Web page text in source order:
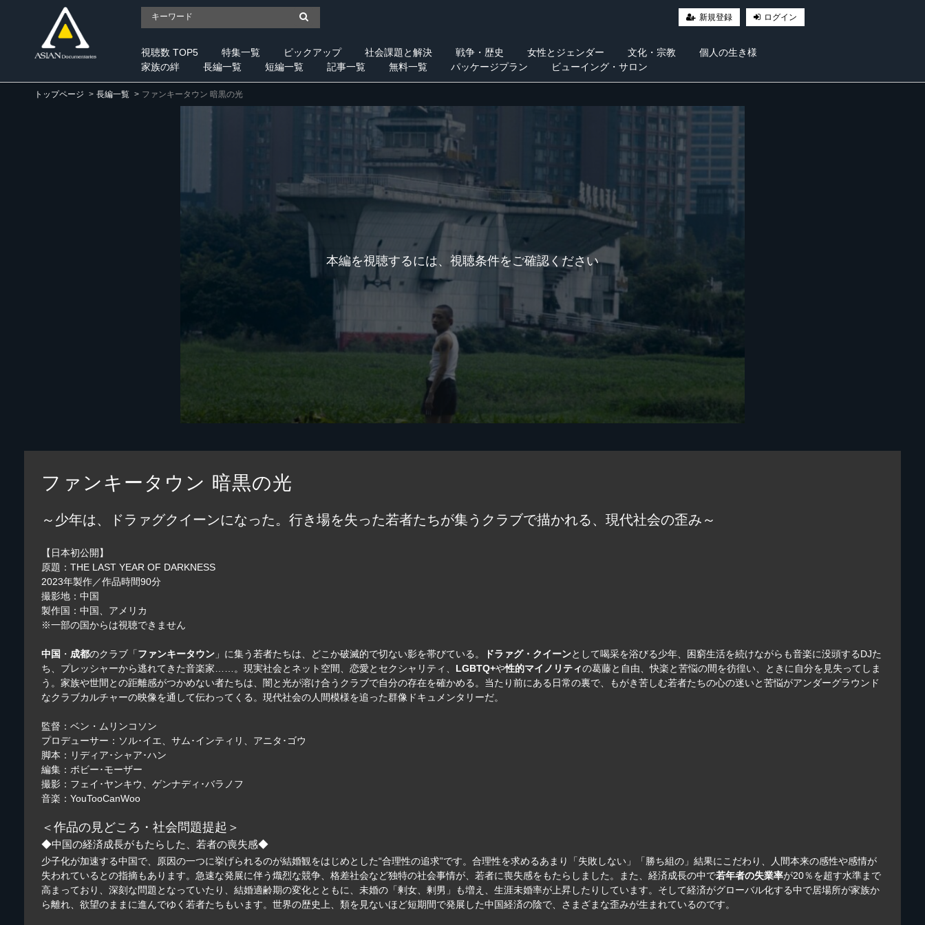
新規登録 ログイン
視聴数 TOP5 特集一覧 ピックアップ 社会課題と解決 戦争・歴史 女性とジェンダー 文化・宗教
個人の生き様
家族の絆
長編一覧 短編一覧 記事一覧 無料一覧 パッケージプラン ビューイング・サロン
トップページ 長編一覧 ファンキータウン 暗黒の光
本編を視聴するには、視聴条件をご確認ください
ファンキータウン 暗黒の光
～少年は、ドラァグクイーンになった。行き場を失った若者たちが集うクラブで描かれる、現代社会の歪み～
【日本初公開】
原題：THE LAST YEAR OF DARKNESS
2023年製作／作品時間90分
撮影地：中国
製作国：中国、アメリカ
※一部の国からは視聴できません
中国 ・ 成都のクラブ「ファンキータウン 」に集う若者たちは、どこか破滅的で切ない影を帯びている。 ドラァグ・クイーンとして喝采を浴びる少年、困窮生活を続けながらも音楽に没頭するDJた
ち、プレッシャーから逃れてきた音楽家……。現実社会とネット空間、恋愛とセクシャリティ、 LGBTQ+や性的マイノリティの葛藤と自由、快楽と苦悩の間を彷徨い、ときに自分を見失ってしま
う。家族や世間との距離感がつかめない者たちは、闇と光が溶け合うクラブで自分の存在を確かめる。当たり前にある日常の裏で、もがき苦しむ若者たちの心の迷いと苦悩がアンダーグラウンド
なクラブカルチャーの映像を通して伝わってくる。現代社会の人間模様を追った群像ドキュメンタリーだ。
監督：ベン・ムリンコソン
プロデューサー：ソル･イエ、サム･インティリ、アニタ･ゴウ
脚本：リディア･シャア･ハン
編集：ボビー･モーザー
撮影：フェイ･ヤンキウ、ゲンナディ･バラノフ
音楽：YouTooCanWoo
＜作品の見どころ・社会問題提起＞
◆中国の経済成長がもたらした、若者の喪失感◆
少子化が加速する中国で、原因の一つに挙げられるのが結婚観をはじめとした“合理性の追求”です。合理性を求めるあまり「失敗しない」「勝ち組の」結果にこだわり、人間本来の感性や感情が
失われているとの指摘もあります。急速な発展に伴う熾烈な競争、格差社会など独特の社会事情が、若者に喪失感をもたらしました。また、経済成長の中で若年者の失業率が20％を超す水準まで
高まっており、深刻な問題となっていたり、結婚適齢期の変化とともに、未婚の「剰女、剰男」も増え、生涯未婚率が上昇したりしています。そして経済がグローバル化する中で居場所が家族か
ら離れ、欲望のままに進んでゆく若者たちもいます。世界の歴史上、類を見ないほど短期間で発展した中国経済の陰で、さまざまな歪みが生まれているのです。